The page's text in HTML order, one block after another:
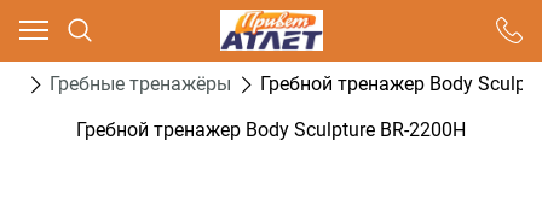
Гребные тренажёры
Гребной тренажер Body
Гребной тренажер Body Sculpture BR-2200H
Ваш город - Москва,
угадали?
ДА НЕТ